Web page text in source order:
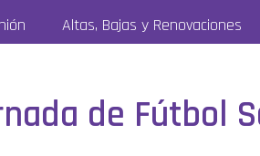
Altas, Bajas y Renovaciones
de Fútbol